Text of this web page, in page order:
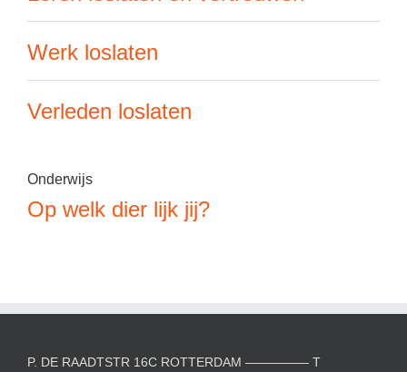
Werk loslaten
Verleden loslaten
Onderwijs
Op welk dier lijk jij?
P. DE RAADTSTR 16C ROTTERDAM ————— T